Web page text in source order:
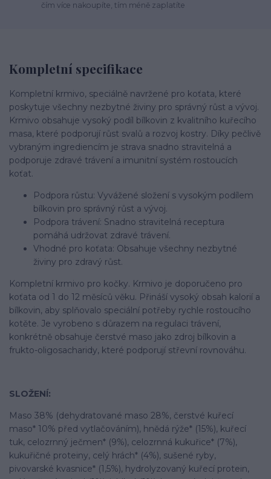
čím více nakoupíte, tím méně zaplatíte
Kompletní specifikace
Kompletní krmivo, speciálně navržené pro koťata, které
poskytuje všechny nezbytné živiny pro správný růst a vývoj.
Krmivo obsahuje vysoký podíl bílkovin z kvalitního kuřecího
masa, které podporují růst svalů a rozvoj kostry. Díky pečlivě
vybraným ingrediencím je strava snadno stravitelná a
podporuje zdravé trávení a imunitní systém rostoucích
koťat.
Podpora růstu: Vyvážené složení s vysokým podílem
bílkovin pro správný růst a vývoj.
Podpora trávení: Snadno stravitelná receptura
pomáhá udržovat zdravé trávení.
Vhodné pro koťata: Obsahuje všechny nezbytné
živiny pro zdravý růst.
Kompletní krmivo pro kočky. Krmivo je doporučeno pro
koťata od 1 do 12 měsíců věku. Přináší vysoký obsah kalorií a
bílkovin, aby splňovalo speciální potřeby rychle rostoucího
kotěte. Je vyrobeno s důrazem na regulaci trávení,
konkrétně obsahuje čerstvé maso jako zdroj bílkovin a
frukto-oligosacharidy, které podporují střevní rovnováhu.
SLOŽENÍ:
Maso 38% (dehydratované maso 28%, čerstvé kuřecí
maso* 10% před vytlačováním), hnědá rýže* (15%), kuřecí
tuk, celozrnný ječmen* (9%), celozrnná kukuřice* (7%),
kukuřičné proteiny, celý hrách* (4%), sušené ryby,
pivovarské kvasnice* (1,5%), hydrolyzovaný kuřecí protein,